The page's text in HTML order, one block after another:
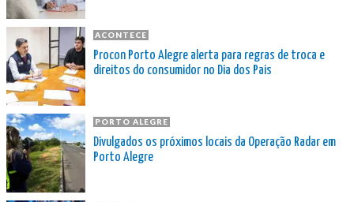
ACONTECE
Procon Porto Alegre alerta para regras de troca e
direitos do consumidor no Dia dos Pais
PORTO ALEGRE
Divulgados os próximos locais da Operação Radar em
Porto Alegre